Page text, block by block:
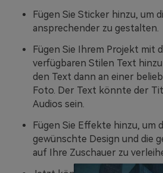
Fügen Sie Sticker hinzu, um
ansprechender zu gestalten.
Fügen Sie Ihrem Projekt mit
verfügbaren Stilen Text
den Text dann an einer
Foto. Der Text könnte der
Audios sein.
Fügen Sie Effekte hinzu, um
gewünschte Design und die
auf Ihre Zuschauer zu